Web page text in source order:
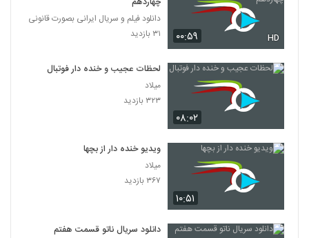
۰۰:۵۹ HD
دانلود فیلم و سریال ایرانی بصورت قانونی
۳۱ بازدید
۰۸:۰۲
لحظات عجیب و خنده دار فوتبال
میلاد
۳۲۳ بازدید
۱۰:۵۱
ویدیو خنده دار از بچها
میلاد
۳۶۷ بازدید
دانلود سریال ناتو قسمت هفتم